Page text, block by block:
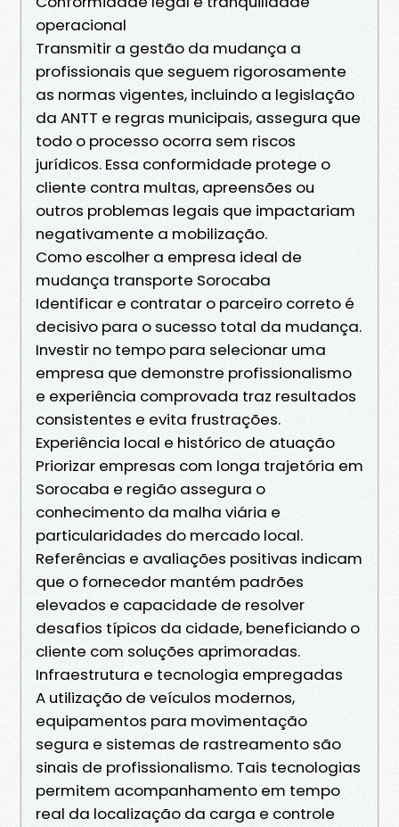
operacional
Transmitir a gestão da mudança a
profissionais que seguem rigorosamente
as normas vigentes, incluindo a legislação
da ANTT e regras municipais, assegura que
todo o processo ocorra sem riscos
jurídicos. Essa conformidade protege o
cliente contra multas, apreensões ou
outros problemas legais que impactariam
negativamente a mobilização.
Como escolher a empresa ideal de
mudança transporte Sorocaba
Identificar e contratar o parceiro correto é
decisivo para o sucesso total da mudança.
Investir no tempo para selecionar uma
empresa que demonstre profissionalismo
e experiência comprovada traz resultados
consistentes e evita frustrações.
Experiência local e histórico de atuação
Priorizar empresas com longa trajetória em
Sorocaba e região assegura o
conhecimento da malha viária e
particularidades do mercado local.
Referências e avaliações positivas indicam
que o fornecedor mantém padrões
elevados e capacidade de resolver
desafios típicos da cidade, beneficiando o
cliente com soluções aprimoradas.
Infraestrutura e tecnologia empregadas
A utilização de veículos modernos,
equipamentos para movimentação
segura e sistemas de rastreamento são
sinais de profissionalismo. Tais tecnologias
permitem acompanhamento em tempo
real da localização da carga e controle